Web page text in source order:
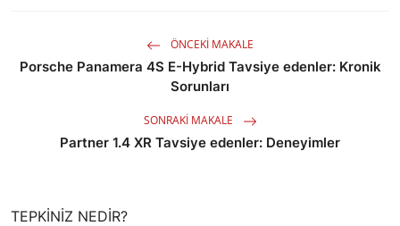
ÖNCEKI MAKALE
Porsche Panamera 4S E-Hybrid Tavsiye edenler: Kronik
Sorunları
SONRAKI MAKALE
Partner 1.4 XR Tavsiye edenler: Deneyimler
TEPKINIZ NEDIR?